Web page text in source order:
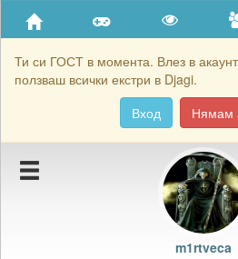
Ти си ГОСТ в момента. Влез в
ползваш всички екстри в Djagi.
Вход
Нямам
Приятели
Хронология на игри
Подаръците на m1rtveca
Картичките на m1rtveca
m1rtveca